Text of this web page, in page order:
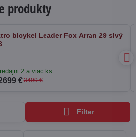
produkty
bicykel Leader Fox Arran 29 sivý
2 a viac ks
€3499 €
Filter